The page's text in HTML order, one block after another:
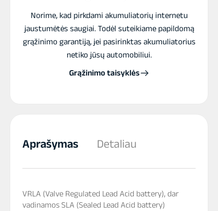
Norime, kad pirkdami akumuliatorių internetu
jaustumėtės saugiai. Todėl suteikiame papildomą
grąžinimo garantiją, jei pasirinktas akumuliatorius
netiko jūsų automobiliui.
Grąžinimo taisyklės
Aprašymas Detaliau
VRLA (Valve Regulated Lead Acid battery), dar
vadinamos SLA (Sealed Lead Acid battery)